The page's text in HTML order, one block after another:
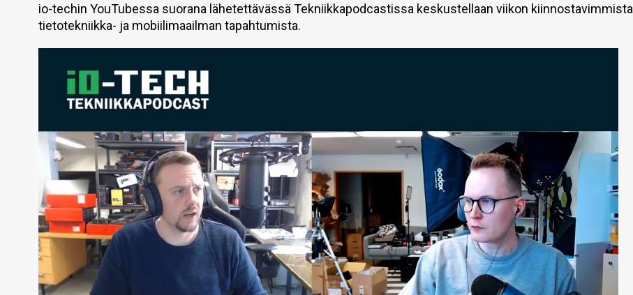
io-techin YouTubessa suorana lähetettävässä Tekniikkapodcastissa keskustellaan viikon kiinnostavimmista
tietotekniikka- ja mobiilimaailman tapahtumista.